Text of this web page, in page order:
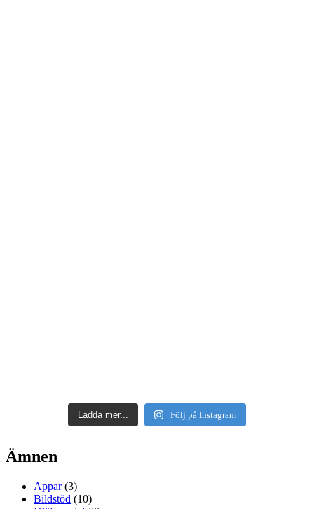
Ladda mer... Följ på Instagram
Ämnen
Appar(3)
Bildstöd (10)